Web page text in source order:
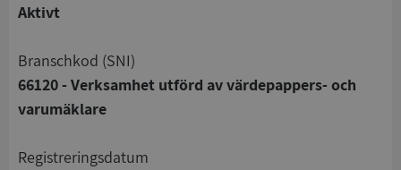
Aktivt
branschkod (SNI)
66120 - Verksamhet utförd av värdepappers- och
varumäklare
registreringsdatum